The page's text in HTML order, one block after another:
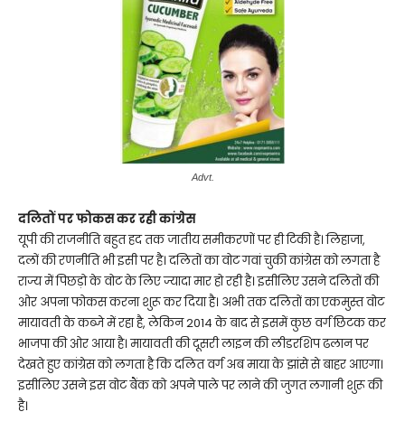
Advt.
दलितों पर फोकस कर रही कांग्रेस
यूपी की राजनीति बहुत हद तक जातीय समीकरणों पर ही टिकी है। लिहाजा,
दलों की रणनीति भी इसी पर है। दलितों का वोट गवां चुकी कांग्रेस को लगता है
राज्य में पिछड़ो के वोट के लिए ज्यादा मार हो रही है। इसीलिए उसने दलितों की
ओर अपना फोकस करना शुरू कर दिया है। अभी तक दलितों का एकमुस्त वोट
मायावती के कब्जे में रहा है, लेकिन 2014 के बाद से इसमें कुछ वर्ग छिटक कर
भाजपा की ओर आया है। मायावती की दूसरी लाइन की लीडरशिप ढलान पर
देखते हुए कांग्रेस को लगता है कि दलित वर्ग अब माया के झांसे से बाहर आएगा।
इसीलिए उसने इस वोट बैंक को अपने पाले पर लाने की जुगत लगानी शुरू की
है।